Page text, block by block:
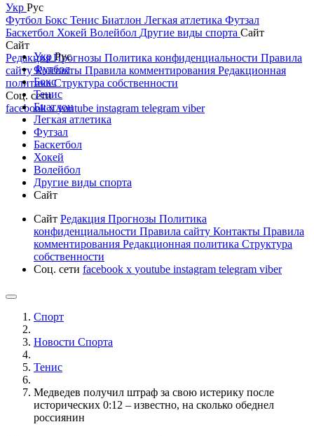
Укр Рус
Футбол Бокс Тенис Биатлон Легкая атлетика Футзал
Баскетбол Хокей Волейбол Другие виды спорта Сайт
Сайт
РедакцияПрогнозы Политика конфиденциальности Правила
сайтуКонтакты Правила комментирования Редакционная
политикаСтруктура собственности
Соц. сети
facebookxyoutube instagram telegram viber
УкрРус
Футбол
Бокс
Тенис
Биатлон
Легкая атлетика
Футзал
Баскетбол
Хокей
Волейбол
Другие виды спорта
Сайт
Сайт Редакция Прогнозы Политика
конфиденциальности Правила сайту Контакты Правила
комментирования Редакционная политика Структура
собственности
Соц. сети facebook x youtube instagram telegram viber
Спорт
Новости Cпорта
Тенис
Медведев получил штраф за свою истерику после
исторических 0:12 – известно, на сколько обеднел
россиянин